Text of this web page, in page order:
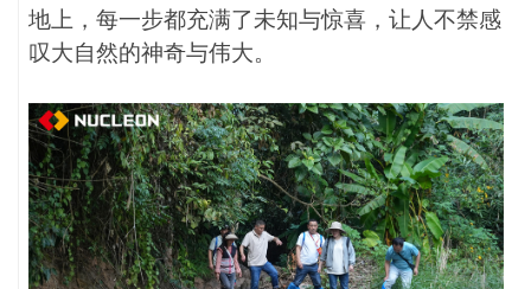
地上，每一步都充满了未知与惊喜，让人不禁感
叹大自然的神奇与伟大。